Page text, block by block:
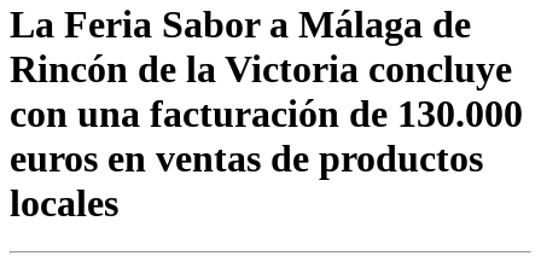
La Feria Sabor a Málaga de
Rincón de la Victoria concluye
con una facturación de 130.000
euros en ventas de productos
locales